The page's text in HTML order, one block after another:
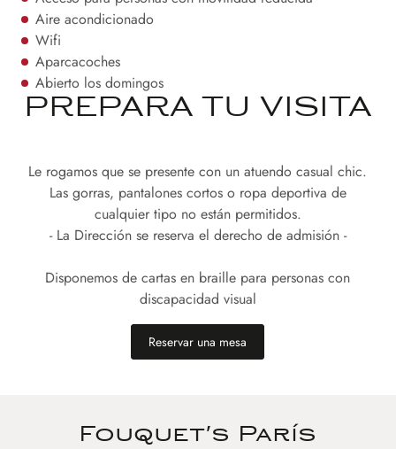
Aire acondicionado
Wifi
Aparcacoches
Abierto los domingos
PREPARA TU VISITA
Le rogamos que se presente con un atuendo casual chic.
Las gorras, pantalones cortos o ropa deportiva de
cualquier tipo no están permitidos.
- La Dirección se reserva el derecho de admisión -
Disponemos de cartas en braille para personas con
discapacidad visual
Reservar una mesa
Fouquet's París